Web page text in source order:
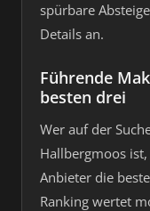
spürbare
Details an.
Führende
besten drei
Wer auf der
Hallbergmoos
Anbieter die
Ranking wertet